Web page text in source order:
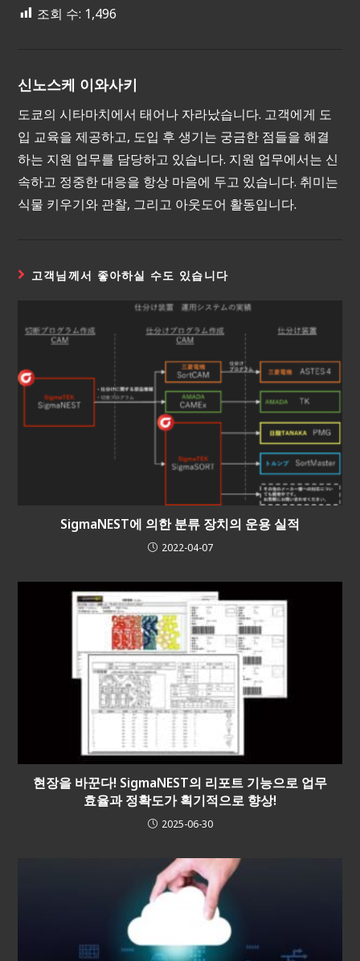
조회 수: 1,496
신노스케 이와사키
도쿄의 시타마치에서 태어나 자라났습니다. 고객에게 도
입 교육을 제공하고, 도입 후 생기는 궁금한 점들을 해결
하는 지원 업무를 담당하고 있습니다. 지원 업무에서는 신
속하고 정중한 대응을 항상 마음에 두고 있습니다. 취미는
식물 키우기와 관찰, 그리고 아웃도어 활동입니다.
고객님께서 좋아하실 수도 있습니다
SigmaNEST에 의한 분류 장치의 운용 실적
2022-04-07
현장을 바꾼다! SigmaNEST의 리포트 기능으로 업무
효율과 정확도가 획기적으로 향상!
2025-06-30